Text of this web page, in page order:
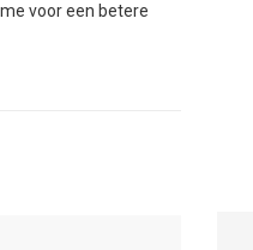
voor een betere